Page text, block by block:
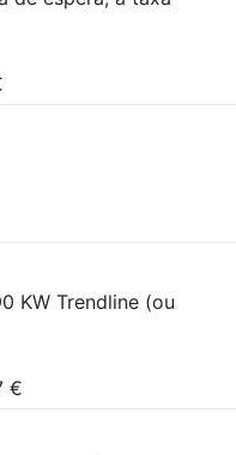
KW Trendline (ou
€